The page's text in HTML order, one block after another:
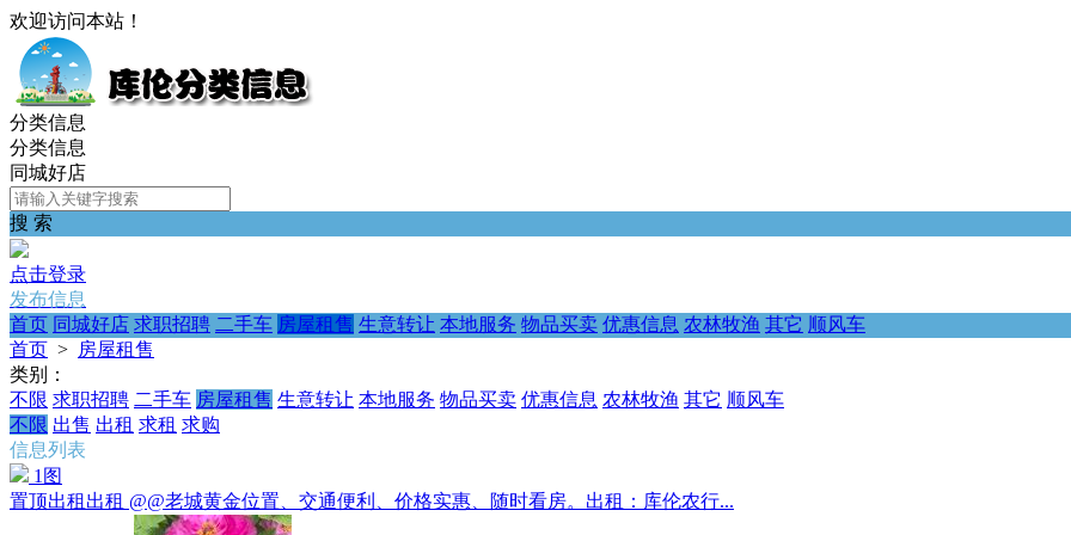
欢迎访问本站！
分类信息
分类信息
同城好店
搜 索
点击登录
发布信息
首页 同城好店 求职招聘 二手车 房屋租售 生意转让 本地服务 物品买卖 优惠信息 农林牧渔 其它 顺风车
首页 > 房屋租售
类别：
不限 求职招聘 二手车 房屋租售 生意转让 本地服务 物品买卖 优惠信息 农林牧渔 其它 顺风车
不限 出售 出租 求租 求购
信息列表
1图
置顶出租出租 @@老城黄金位置、交通便利、价格实惠、随时看房。出租：库伦农行...